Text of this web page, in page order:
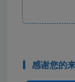
感谢您的